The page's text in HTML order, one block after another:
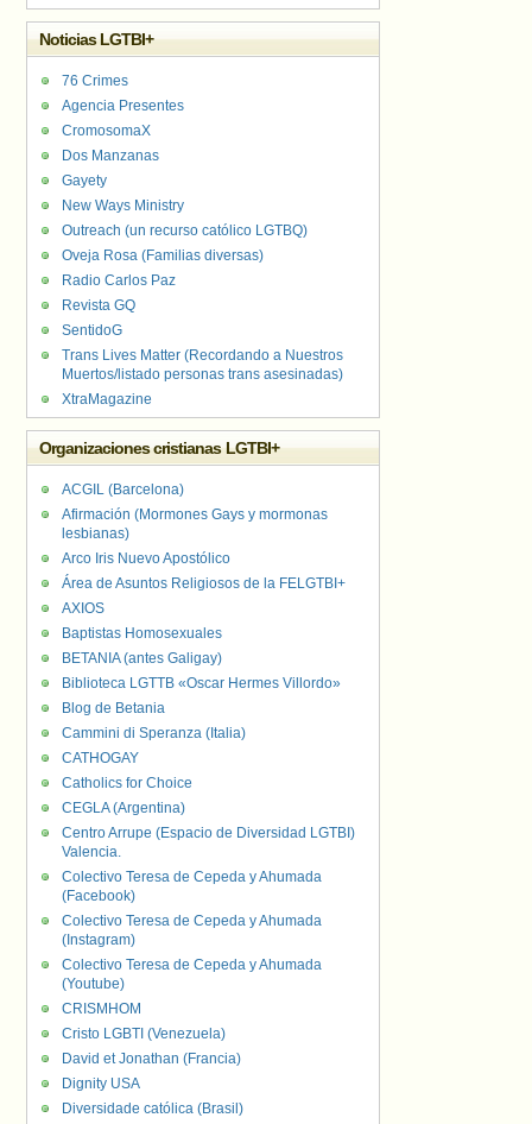
Noticias LGTBI+
76 Crimes
Agencia Presentes
CromosomaX
Dos Manzanas
Gayety
New Ways Ministry
Outreach (un recurso católico LGTBQ)
Oveja Rosa (Familias diversas)
Radio Carlos Paz
Revista GQ
SentidoG
Trans Lives Matter (Recordando a Nuestros
Muertos/listado personas trans asesinadas)
XtraMagazine
Organizaciones cristianas LGTBI+
ACGIL (Barcelona)
Afirmación (Mormones Gays y mormonas
lesbianas)
Arco Iris Nuevo Apostólico
Área de Asuntos Religiosos de la FELGTBI+
AXIOS
Baptistas Homosexuales
BETANIA (antes Galigay)
Biblioteca LGTTB «Oscar Hermes Villordo»
Blog de Betania
Cammini di Speranza (Italia)
CATHOGAY
Catholics for Choice
CEGLA (Argentina)
Centro Arrupe (Espacio de Diversidad LGTBI)
Valencia.
Colectivo Teresa de Cepeda y Ahumada
(Facebook)
Colectivo Teresa de Cepeda y Ahumada
(Instagram)
Colectivo Teresa de Cepeda y Ahumada
(Youtube)
CRISMHOM
Cristo LGBTI (Venezuela)
David et Jonathan (Francia)
Dignity USA
Diversidade católica (Brasil)